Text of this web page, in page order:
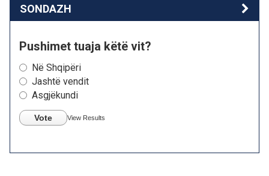
SONDAZH
Pushimet tuaja këtë vit?
Në Shqipëri
Jashtë vendit
Asgjëkundi
Vote View Results